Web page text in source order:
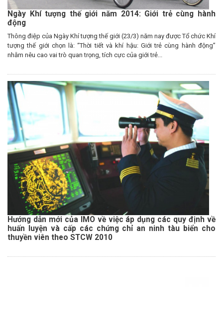
Ngày Khí tượng thế giới năm 2014: Giới trẻ cùng hành
động
Thông điệp của Ngày Khí tượng thế giới (23/3) năm nay được Tổ chức Khí
tượng thế giới chọn là: “Thời tiết và khí hậu: Giới trẻ cùng hành động”
nhằm nêu cao vai trò quan trọng, tích cực của giới trẻ...
Hướng dẫn mới của IMO về việc áp dụng các quy định về
huấn luyện và cấp các chứng chỉ an ninh tàu biển cho
thuyền viên theo STCW 2010